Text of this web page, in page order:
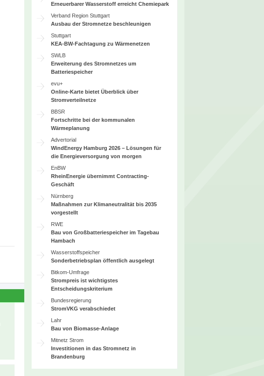
Erneuerbarer Wasserstoff erreicht Chemiepark
Verband Region Stuttgart
Ausbau der Stromnetze beschleunigen
Stuttgart
KEA-BW-Fachtagung zu Wärmenetzen
SWLB
Erweiterung des Stromnetzes um
Batteriespeicher
evu+
Online-Karte bietet Überblick über
Stromverteilnetze
BBSR
Fortschritte bei der kommunalen
Wärmeplanung
Advertorial
WindEnergy Hamburg 2026 – Lösungen für
die Energieversorgung von morgen
EnBW
RheinEnergie übernimmt Contracting-
Geschäft
Nürnberg
Maßnahmen zur Klimaneutralität bis 2035
vorgestellt
RWE
Bau von Großbatteriespeicher im Tagebau
Hambach
Wasserstoffspeicher
Sonderbetriebsplan öffentlich ausgelegt
Bitkom-Umfrage
Strompreis ist wichtigstes
Entscheidungskriterium
Bundesregierung
StromVKG verabschiedet
Lahr
Bau von Biomasse-Anlage
Mitnetz Strom
Investitionen in das Stromnetz in
Brandenburg